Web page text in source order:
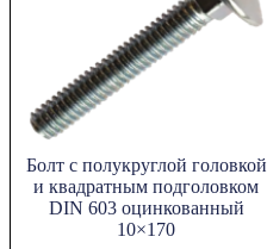
Болт с полукруглой головкой
и квадратным подголовком
DIN 603 оцинкованный
10×170